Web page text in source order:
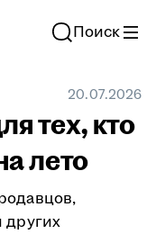
Поиск
20.07.2026
тех, кто
лето
других